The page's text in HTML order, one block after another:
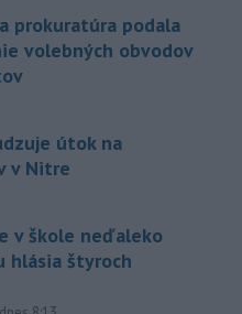
prokuratúra podala
volebných obvodov
útok na
v Nitre
v škole neďaleko
hlásia štyroch